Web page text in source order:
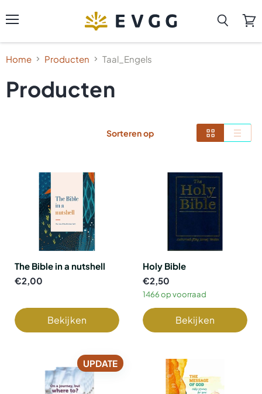
Home Producten Taal_Engels
Producten
Sorteren op
The Bible in a nutshell
€2,00
Bekijken
Holy Bible
€2,50
1466 op voorraad
Bekijken
UPDATE